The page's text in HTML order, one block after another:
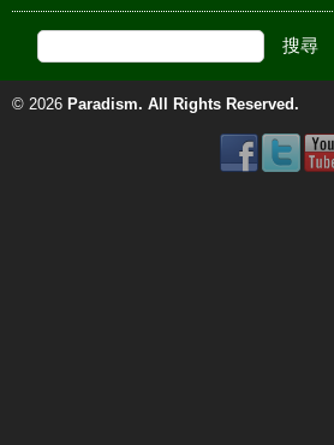
© 2026 Paradism. All Rights Reserved.